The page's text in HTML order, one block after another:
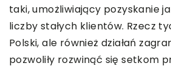
taki, umożliwiający pozyskanie
liczby stałych klientów. Rzecz
Polski, ale również działań
pozwoliły rozwinąć się setkom